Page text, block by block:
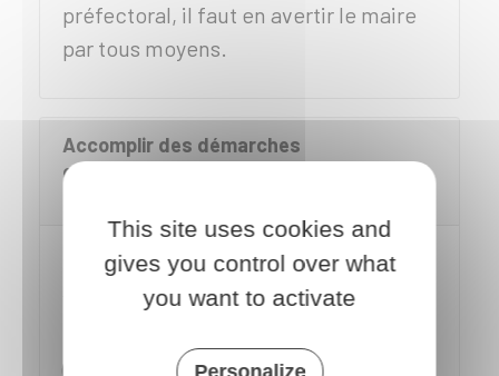
préfectoral, il faut en avertir le maire
par tous moyens.
Accomplir des démarches
complémentaires en cas d'inaction de
FAIRE APPEL À UN COMMISSAIRE DE JUSTICE
Vous pouvez faire appel à un
(anciennement huissier de justice)
This site uses cookies and
gives you control over what
you want to activate
Personalize